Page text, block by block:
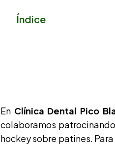
Índice
En Clínica Dental Pico
colaboramos
hockey sobre patines.